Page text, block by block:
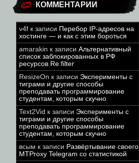
КОММЕНТАРИИ
v4f к записи Перебор IP-адресов на
хостинге — и как с этим бороться
amarakin к записи Альтернативный
список заблокированных в РФ
ресурсов Re:filter
ResizeOn к записи Эксперименты с
тиграми и другие способы
преподавать программирование
студентам, которым скучно
Text2Vid к записи Эксперименты с
тиграми и другие способы
преподавать программирование
студентам, которым скучно
всым к записи Развёртывание своего
MTProxy Telegram со статистикой